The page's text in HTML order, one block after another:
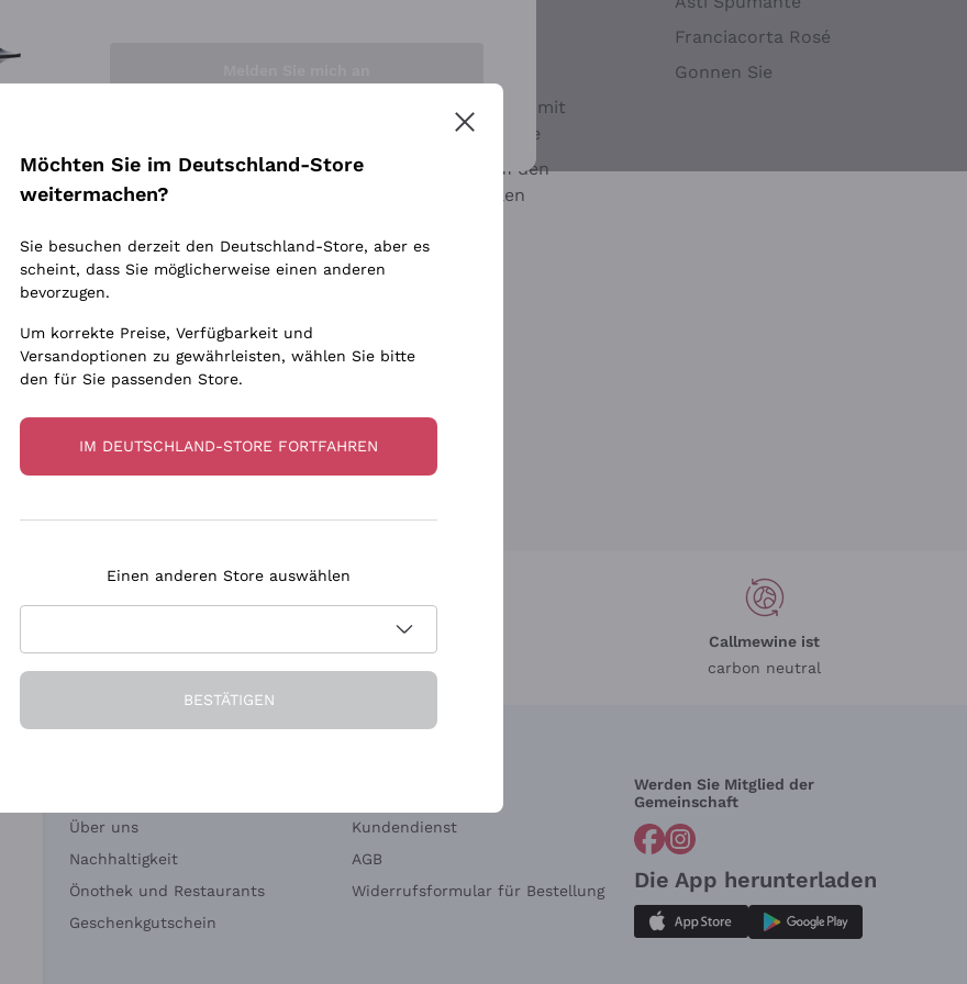
Ca' dei Frati
Biondi Santi
Quintarelli Giuseppe
Rinaldi Giuseppe
Egly Ouriet
Jacquesson
Agrapart
Ohne Sulfit oder mit
minimalen Sulfite
Maischung auf den
Traubenschalen
Franciacorta Rosé
Gonnen Sie
in Deutschland
in 3 Raten
Callmewine ist
carbon neutral
Über uns
Nachhaltigkeit
Önothek und Restaurants
Geschenkgutschein
Kundendienst
AGB
Widerrufsformular für Bestellung
Werden Sie Mitglied der
Gemeinschaft
Die App herunterladen
Möchten Sie im Deutschland-Store
weitermachen?
Sie besuchen derzeit den Deutschland-Store, aber es
scheint, dass Sie möglicherweise einen anderen
bevorzugen.
Um korrekte Preise, Verfügbarkeit und
Versandoptionen zu gewährleisten, wählen Sie bitte
den für Sie passenden Store.
IM DEUTSCHLAND-STORE FORTFAHREN
Einen anderen Store auswählen
BESTÄTIGEN